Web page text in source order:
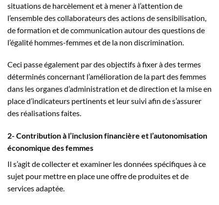
situations de harcèlement et à mener à l’attention de
l’ensemble des collaborateurs des actions de sensibilisation,
de formation et de communication autour des questions de
l’égalité hommes-femmes et de la non discrimination.
Ceci passe également par des objectifs à fixer à des termes
déterminés concernant l’amélioration de la part des femmes
dans les organes d’administration et de direction et la mise en
place d’indicateurs pertinents et leur suivi afin de s’assurer
des réalisations faites.
2- Contribution à l’inclusion financière et l’autonomisation
économique des femmes
Il s’agit de collecter et examiner les données spécifiques à ce
sujet pour mettre en place une offre de produites et de
services adaptée.